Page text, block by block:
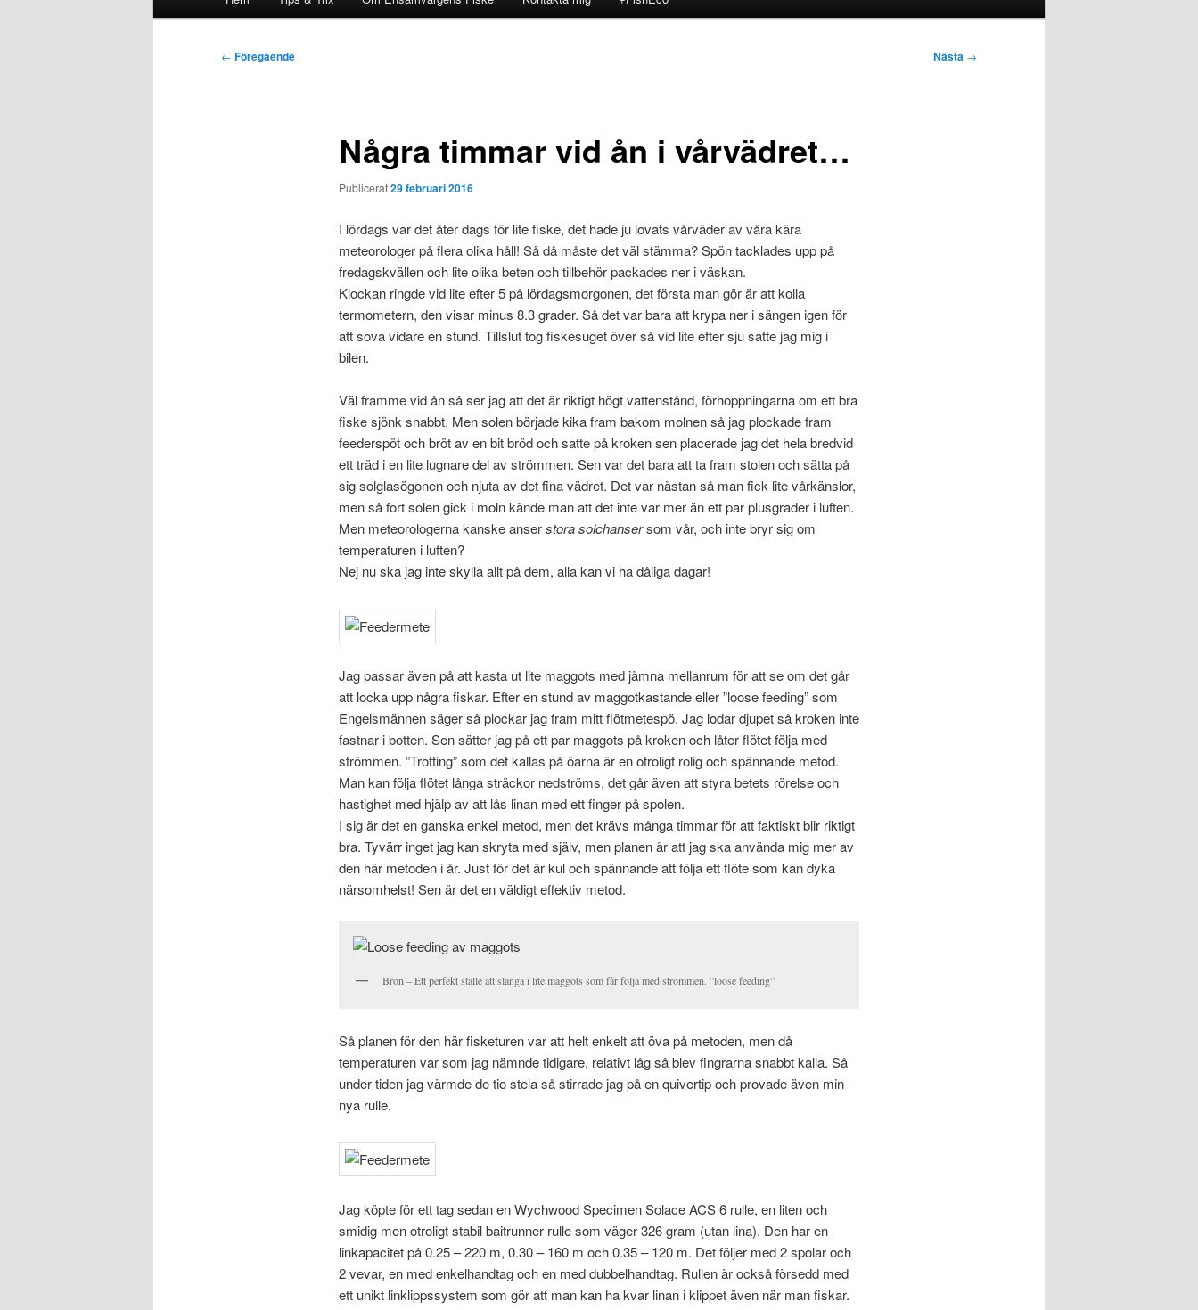
Inläggsnavigering
← Föregående Nästa →
Några timmar vid ån i vårvädret…
Publicerat29 februari 2016
I lördags var det åter dags för lite fiske, det hade ju lovats vårväder av våra kära
meteorologer på flera olika håll! Så då måste det väl stämma? Spön tacklades upp på
fredagskvällen och lite olika beten och tillbehör packades ner i väskan.
Klockan ringde vid lite efter 5 på lördagsmorgonen, det första man gör är att kolla
termometern, den visar minus 8.3 grader. Så det var bara att krypa ner i sängen igen för
att sova vidare en stund. Tillslut tog fiskesuget över så vid lite efter sju satte jag mig i
bilen.
Väl framme vid ån så ser jag att det är riktigt högt vattenstånd, förhoppningarna om ett bra
fiske sjönk snabbt. Men solen började kika fram bakom molnen så jag plockade fram
feederspöt och bröt av en bit bröd och satte på kroken sen placerade jag det hela bredvid
ett träd i en lite lugnare del av strömmen. Sen var det bara att ta fram stolen och sätta på
sig solglasögonen och njuta av det fina vädret. Det var nästan så man fick lite vårkänslor,
men så fort solen gick i moln kände man att det inte var mer än ett par plusgrader i luften.
Men meteorologerna kanske anserstora solchansersom vår, och inte bryr sig om
temperaturen i luften?
Nej nu ska jag inte skylla allt på dem, alla kan vi ha dåliga dagar!
Jag passar även på att kasta ut lite maggots med jämna mellanrum för att se om det går
att locka upp några fiskar. Efter en stund av maggotkastande eller ”loose feeding” som
Engelsmännen säger så plockar jag fram mitt flötmetespö. Jag lodar djupet så kroken inte
fastnar i botten. Sen sätter jag på ett par maggots på kroken och låter flötet följa med
strömmen. ”Trotting” som det kallas på öarna är en otroligt rolig och spännande metod.
Man kan följa flötet långa sträckor nedströms, det går även att styra betets rörelse och
hastighet med hjälp av att lås linan med ett finger på spolen.
I sig är det en ganska enkel metod, men det krävs många timmar för att faktiskt blir riktigt
bra. Tyvärr inget jag kan skryta med själv, men planen är att jag ska använda mig mer av
den här metoden i år. Just för det är kul och spännande att följa ett flöte som kan dyka
närsomhelst! Sen är det en väldigt effektiv metod.
Bron – Ett perfekt ställe att slänga i lite maggots som får följa med strömmen. ”loose feeding”
Så planen för den här fisketuren var att helt enkelt att öva på metoden, men då
temperaturen var som jag nämnde tidigare, relativt låg så blev fingrarna snabbt kalla. Så
under tiden jag värmde de tio stela så stirrade jag på en quivertip och provade även min
nya rulle.
Jag köpte för ett tag sedan en Wychwood Specimen Solace ACS 6 rulle, en liten och
smidig men otroligt stabil baitrunner rulle som väger 326 gram (utan lina). Den har en
linkapacitet på 0.25 – 220 m, 0.30 – 160 m och 0.35 – 120 m. Det följer med 2 spolar och
2 vevar, en med enkelhandtag och en med dubbelhandtag. Rullen är också försedd med
ett unikt linklippssystem som gör att man kan ha kvar linan i klippet även när man fiskar.